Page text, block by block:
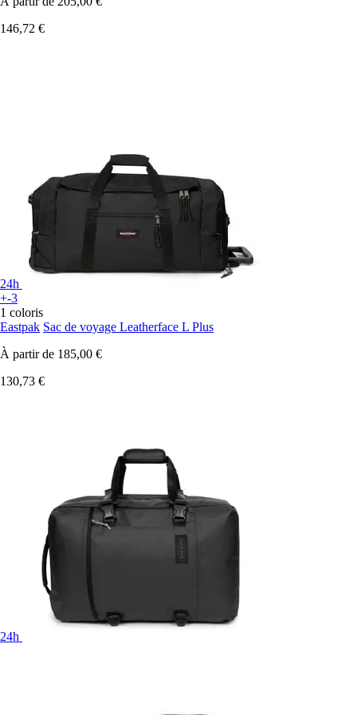
146,72 €
24h
+-3
1 coloris
Eastpak Sac de voyage Leatherface L Plus
À partir de 185,00 €
130,73 €
24h